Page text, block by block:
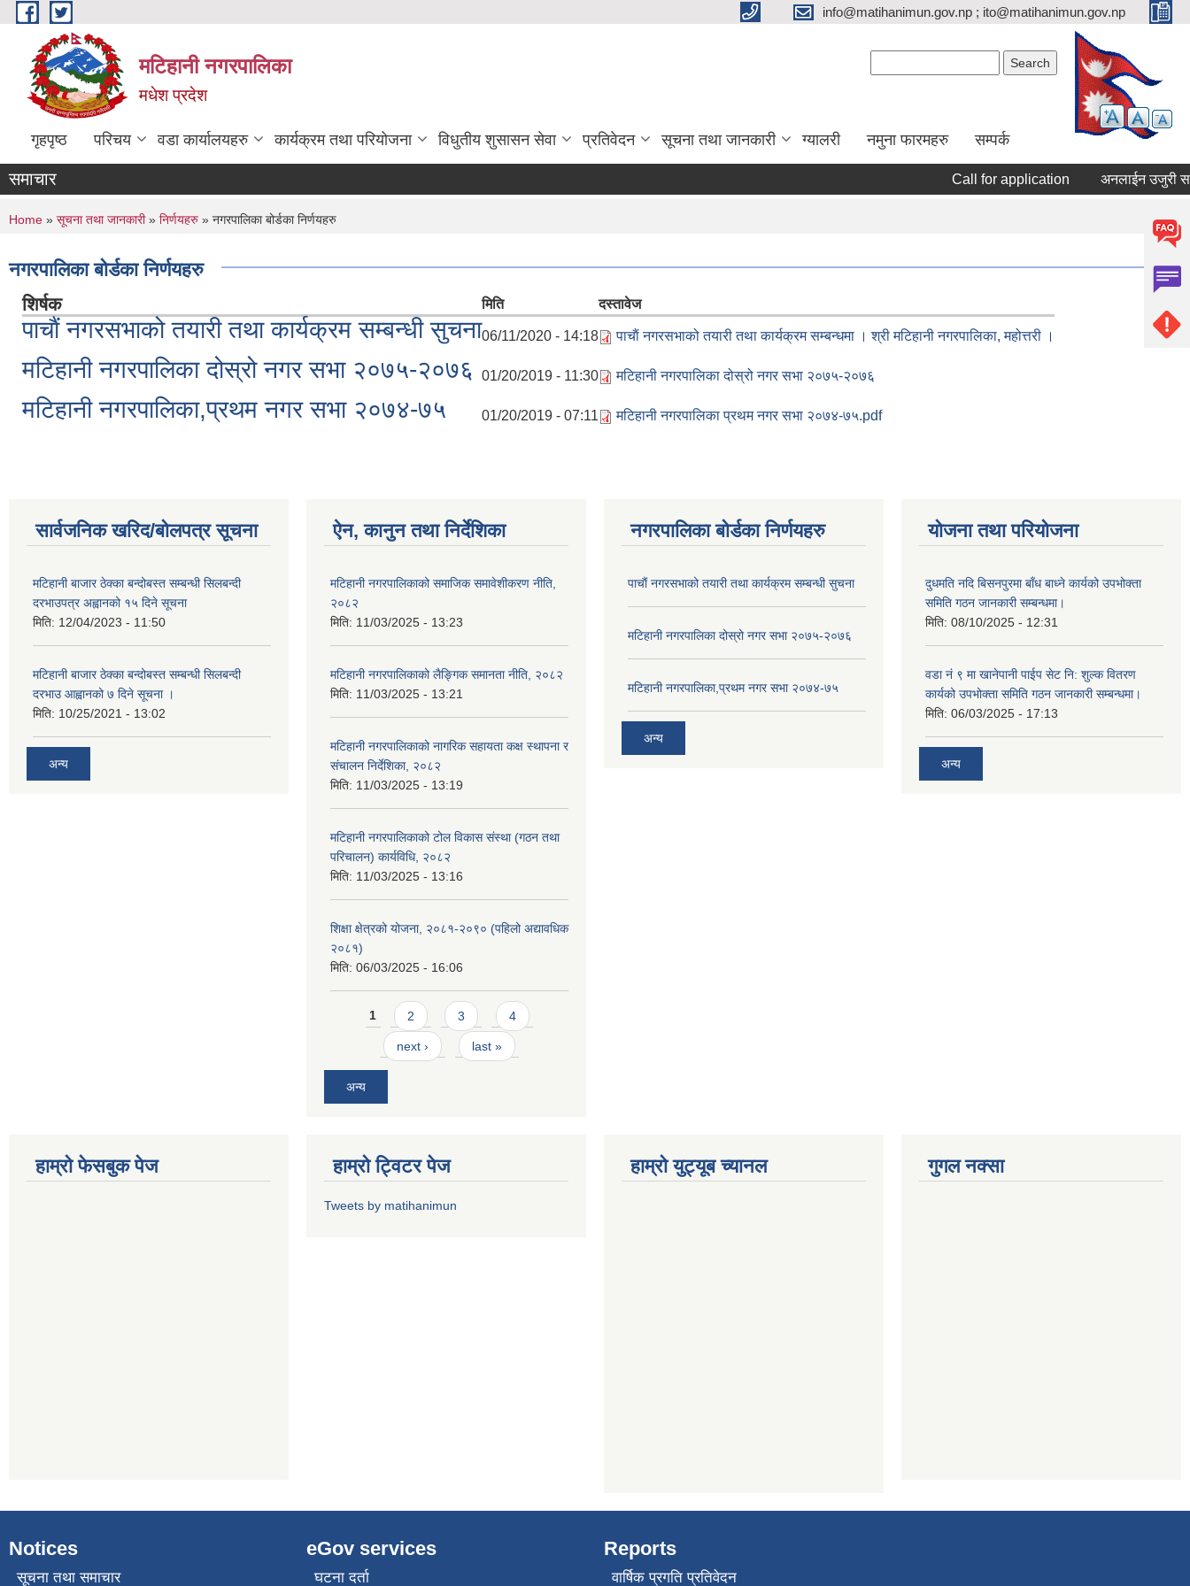
Skip to main content info@matihanimun.gov.np ; ito@matihanimun.gov.np
मटिहानी नगरपालिका
मधेश प्रदेश
गृहपृष्ठ परिचय वडा कार्यालयहरु कार्यक्रम तथा परियोजना विधुतीय शुसासन सेवा प्रतिवेदन सूचना तथा जानकारी ग्यालरी नमुना फारमहरु सम्पर्क
समाचार Call for application अनलाईन उजुरी
You are here
Home » सूचना तथा जानकारी» निर्णयहरु » नगरपालिका बोर्डका निर्णयहरु
नगरपालिका बोर्डका निर्णयहरु
शिर्षक मिति दस्तावेज
पाचाैं नगरसभाको तयारी तथा कार्यक्रम सम्बन्धी सुचना06/11/2020 - 14:18 पाचाैं नगरसभाको तयारी तथा कार्यक्रम सम्बन्धमा । श्री मटिहानी नगरपालिका, महोत्तरी ।
मटिहानी नगरपालिका दोस्रो नगर सभा २०७५-२०७६ 01/20/2019 - 11:30 मटिहानी नगरपालिका दोस्रो नगर सभा २०७५-२०७६
मटिहानी नगरपालिका,प्रथम नगर सभा २०७४-७५ 01/20/2019 - 07:11 मटिहानी नगरपालिका प्रथम नगर सभा २०७४-७५.pdf
सार्वजनिक खरिद/बोलपत्र सूचना
मटिहानी बाजार ठेक्का बन्दोबस्त सम्बन्धी सिलबन्दी
दरभाउपत्र अह्वानको १५ दिने सूचना
मिति: 12/04/2023 - 11:50
मटिहानी बाजार ठेक्का बन्दोबस्त सम्बन्धी सिलबन्दी
दरभाउ आह्वानको ७ दिने सूचना ।
मिति: 10/25/2021 - 13:02
अन्य
ऐन, कानुन तथा निर्देशिका
मटिहानी नगरपालिकाको समाजिक समावेशीकरण नीति,
२०८२
मिति: 11/03/2025 - 13:23
मटिहानी नगरपालिकाको लैङ्गिक समानता नीति, २०८२
मिति: 11/03/2025 - 13:21
मटिहानी नगरपालिकाको नागरिक सहायता कक्ष स्थापना र
संचालन निर्देशिका, २०८२
मिति: 11/03/2025 - 13:19
मटिहानी नगरपालिकाको टोल विकास संस्था (गठन तथा
परिचालन) कार्यविधि, २०८२
मिति: 11/03/2025 - 13:16
शिक्षा क्षेत्रको योजना, २०८१-२०९० ‌‍(पहिलो अद्यावधिक
२०८१)
मिति: 06/03/2025 - 16:06
Pages
1 2 3 4
next › last »
अन्य
नगरपालिका बोर्डका निर्णयहरु
पाचाैं नगरसभाको तयारी तथा कार्यक्रम सम्बन्धी सुचना
मटिहानी नगरपालिका दोस्रो नगर सभा २०७५-२०७६
मटिहानी नगरपालिका,प्रथम नगर सभा २०७४-७५
अन्य
योजना तथा परियोजना
दुधमति नदि बिसनपुरमा बाँध बाध्ने कार्यको उपभोक्ता
समिति गठन जानकारी सम्बन्धमा।
मिति: 08/10/2025 - 12:31
वडा नं ९ मा खानेपानी पाईप सेट नि: शुल्क वितरण
कार्यको उपभोक्ता समिति गठन जानकारी सम्बन्धमा।
मिति: 06/03/2025 - 17:13
अन्य
हाम्राे फेसबुक पेज हाम्राे ट्विटर पेज
Tweets by matihanimun
हाम्रो युट्यूब च्यानल गुगल नक्सा
Notices
सूचना तथा समाचार
eGov services
घटना दर्ता
Reports
वार्षिक प्रगति प्रतिवेदन